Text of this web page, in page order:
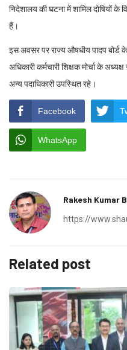
निदेशालय की घटना में शामिल दोषियों के
हैं।
इस अवसर पर राज्य औषधीय पादप बोर्ड के
अधिकारी कर्मचारी शिक्षक मोर्चा के
अन्य पदाधिकारी उपस्थित रहे।
Facebook
WhatsApp
Rakesh Kumar
https://
Related post